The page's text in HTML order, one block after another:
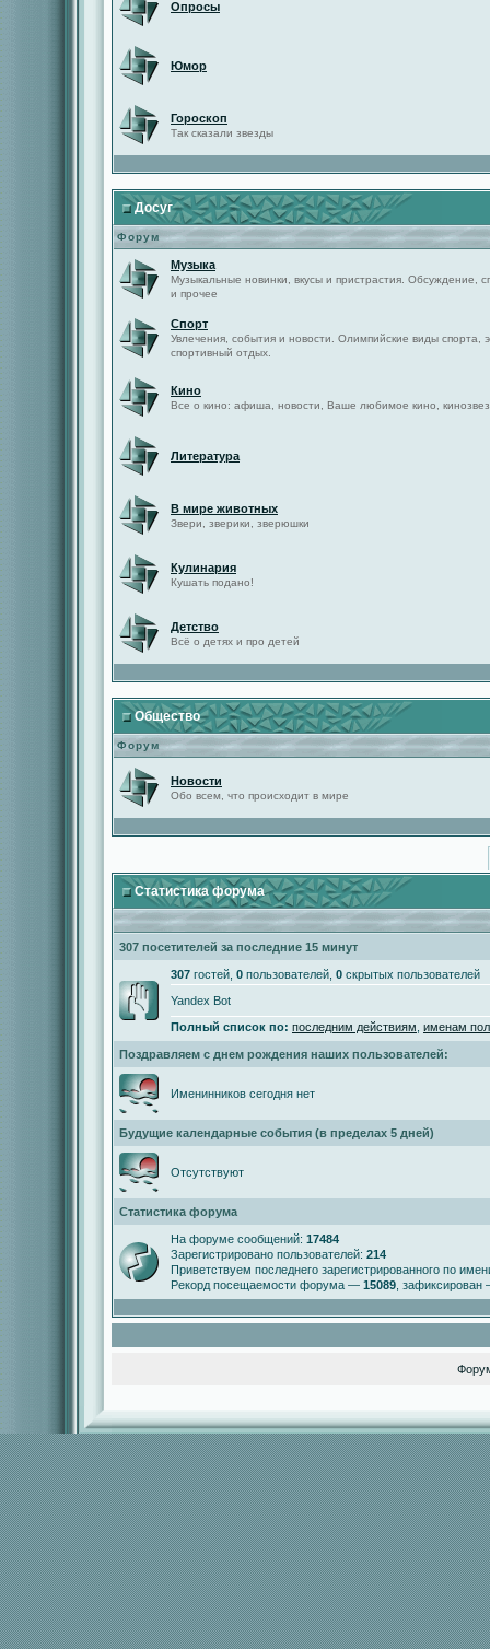
Опросы
Юмор
Гороскоп
Так сказали звезды
Досуг
Форум
Музыка
Музыкальные новинки, вкусы и пристрастия. Обсуждение,
и прочее
Спорт
Увлечения, события и новости. Олимпийские виды спорта,
спортивный отдых.
Кино
Все о кино: афиша, новости, Ваше любимое кино,
Литература
В мире животных
Звери, зверики, зверюшки
Кулинария
Кушать подано!
Детство
Всё о детях и про детей
Общество
Форум
Новости
Обо всем, что происходит в мире
Статистика форума
307 посетителей за последние 15 минут
307 гостей, 0 пользователей, 0 скрытых пользователей
Yandex Bot
Полный список по: последним действиям именам
Поздравляем с днем рождения наших пользователей:
Именинников сегодня нет
Будущие календарные события (в пределах 5 дней)
Отсутствуют
Статистика форума
На форуме сообщений: 17484
Зарегистрировано пользователей: 214
Приветствуем последнего зарегистрированного по
Рекорд посещаемости форума — 15089 ,